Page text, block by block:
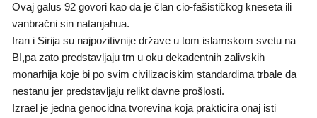
Ovaj galus 92 govori kao da je član cio-fašističkog kneseta ili
vanbračni sin natanjahua.
Iran i Sirija su najpozitivnije države u tom islamskom svetu na
BI,pa zato predstavljaju trn u oku dekadentnih zalivskih
monarhija koje bi po svim civilizaciskim standardima trbale da
nestanu jer predstavljaju relikt davne prošlosti.
Izrael je jedna genocidna tvorevina koja prakticira onaj isti